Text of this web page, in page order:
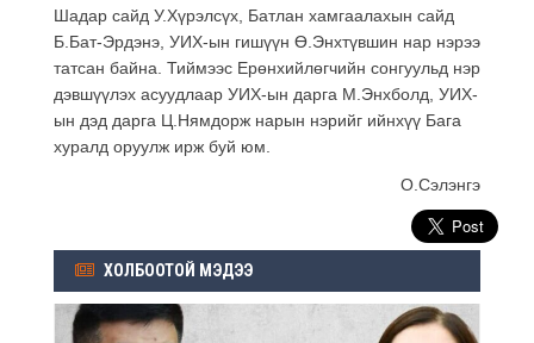
Шадар сайд У.Хүрэлсүх, Батлан хамгаалахын сайд
Б.Бат-Эрдэнэ, УИХ-ын гишүүн Ө.Энхтүвшин нар нэрээ
татсан байна. Тиймээс Ерөнхийлөгчийн сонгуульд нэр
дэвшүүлэх асуудлаар УИХ-ын дарга М.Энхболд, УИХ-
ын дэд дарга Ц.Нямдорж нарын нэрийг ийнхүү Бага
хуралд оруулж ирж буй юм.
О.Сэлэнгэ
ХОЛБООТОЙ МЭДЭЭ